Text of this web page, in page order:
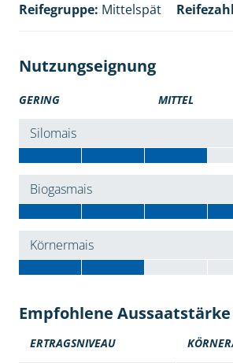
Reifegruppe: Mittelspät
Nutzungseignung
GERING MITTEL
Silomais
Biogasmais
Körnermais
Empfohlene
ERTRAGSNIVEAU